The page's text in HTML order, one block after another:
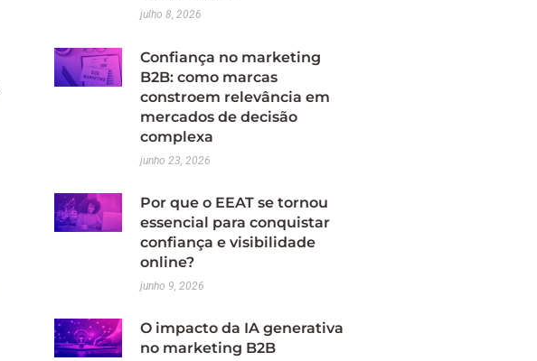
julho 8, 2026
Confiança no marketing
B2B: como marcas
constroem relevância em
mercados de decisão
complexa
junho 23, 2026
Por que o EEAT se tornou
essencial para conquistar
confiança e visibilidade
online?
junho 9, 2026
O impacto da IA generativa
no marketing B2B